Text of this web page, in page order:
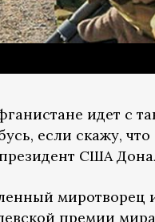
идет с
если скажу,
США
миротворец
премии